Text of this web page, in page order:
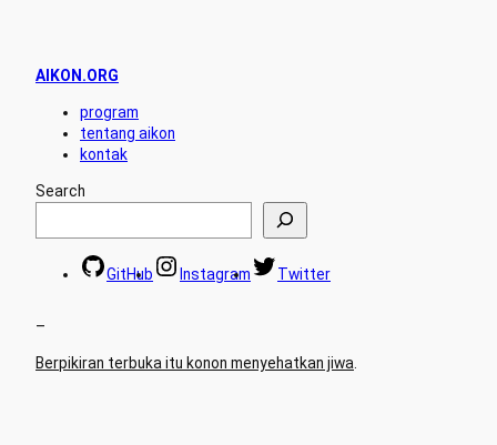
AIKON.ORG
program
tentang aikon
kontak
Search
GitHub Instagram Twitter
–
Berpikiran terbuka itu konon menyehatkan jiwa